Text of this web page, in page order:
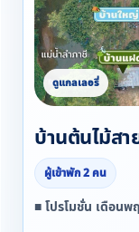
บ้านต้นไม้ส
ผู้เข้าพัก 2 คน
■ โปรโมชั่น เดือน